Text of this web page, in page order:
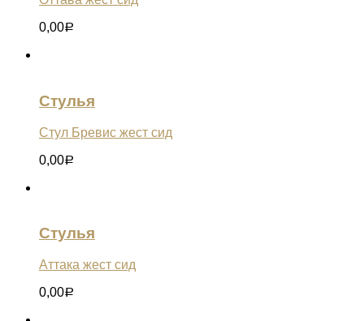
0,00Р
Стулья
Стул Бревис жест сид
0,00Р
Стулья
Аттака жест сид
0,00Р